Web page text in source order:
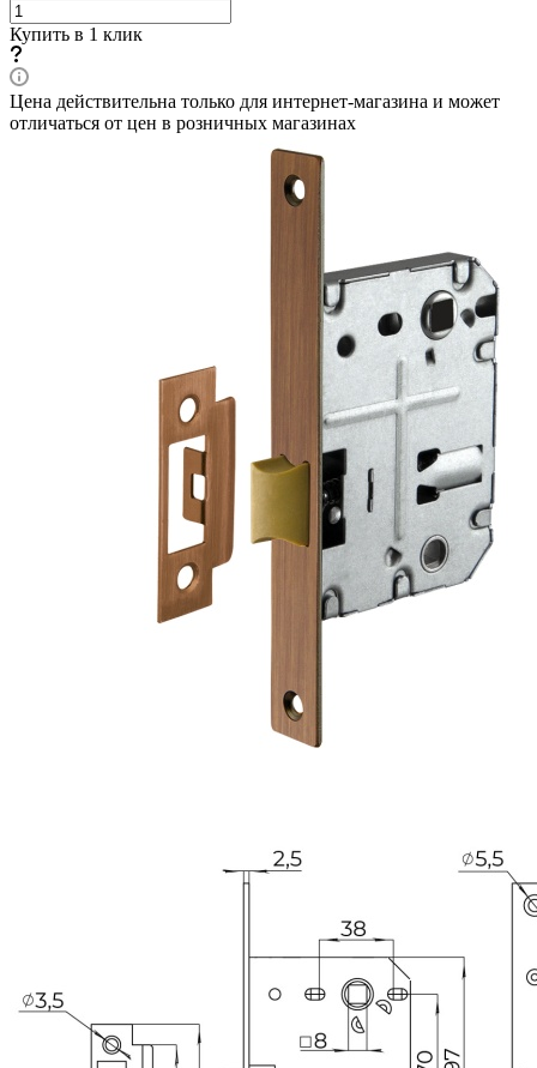
Купить в 1 клик
Цена действительна только для интернет-магазина и может
отличаться от цен в розничных магазинах